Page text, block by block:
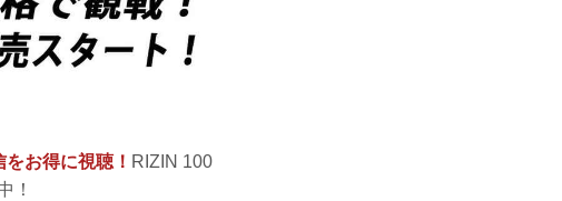
お得に視聴！ RIZIN 100
！